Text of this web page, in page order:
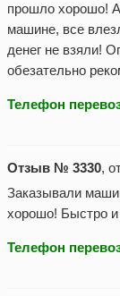
прошло хорошо!
машине, все
денег не взяли!
обезательно
Телефон
Отзыв № 3330,
Заказывали
хорошо! Быстро и
Телефон